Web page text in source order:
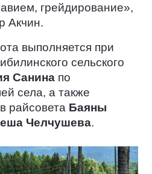
грейдирование»,
Акчин.
выполняется при
сельского
Санина по
села, а также
райсовета Баяны
Челчушева.